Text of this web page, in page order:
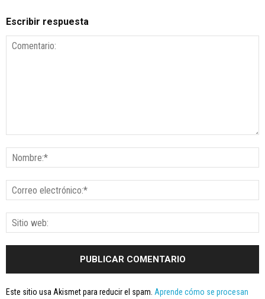
Escribir respuesta
Este sitio usa Akismet para reducir el spam. Aprende cómo se procesan